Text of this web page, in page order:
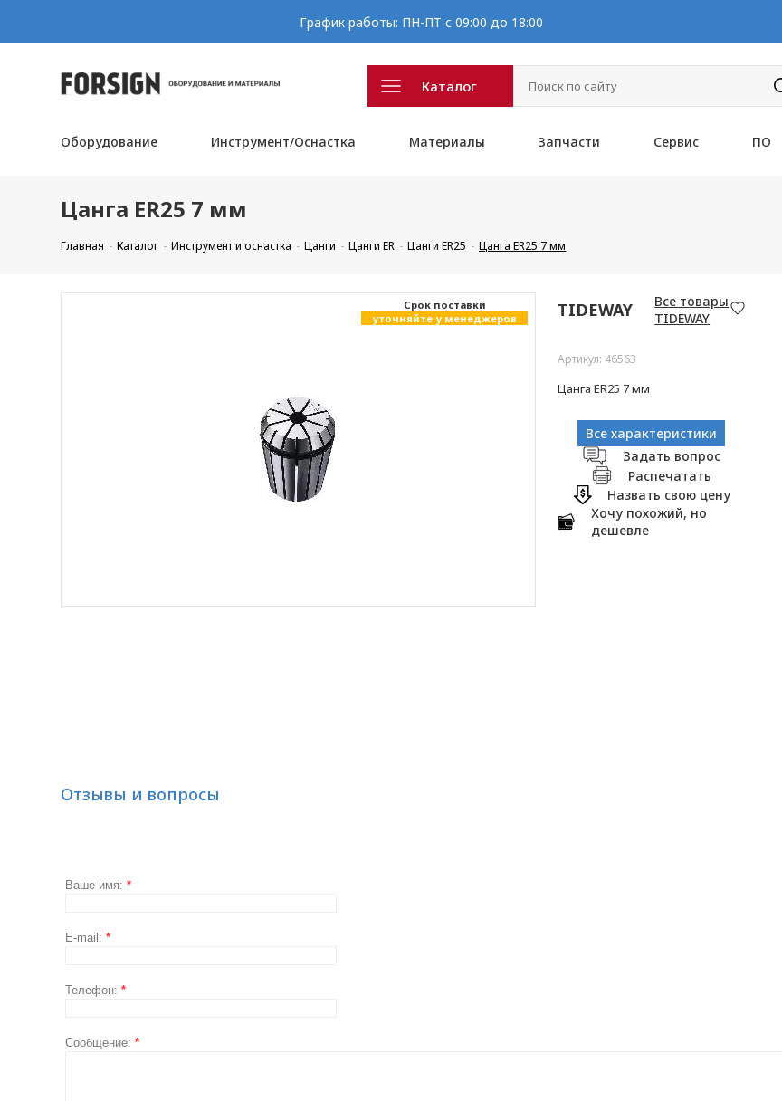
График работы: ПН-ПТ с 09:00 до 18:00
Каталог
Оборудование Инструмент/Оснастка Материалы Запчасти Сервис ПО
Цанга ER25 7 мм
Главная Каталог Инструмент и оснастка Цанги Цанги ER Цанги ER25 Цанга ER25 7 мм
Cрок поставки
уточняйте у менеджеров
TIDEWAY
Все товары
TIDEWAY
Артикул: 46563
Цанга ER25 7 мм
Все характеристики
Задать вопрос
Распечатать
Назвать свою цену
Хочу похожий, но
дешевле
Отзывы и вопросы
Ваше имя:*
E-mail:*
Телефон:*
Сообщение:*